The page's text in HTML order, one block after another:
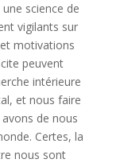
science de
vigilants sur
motivations
peuvent
intérieure
et nous faire
de nous
Certes, la
nous sont